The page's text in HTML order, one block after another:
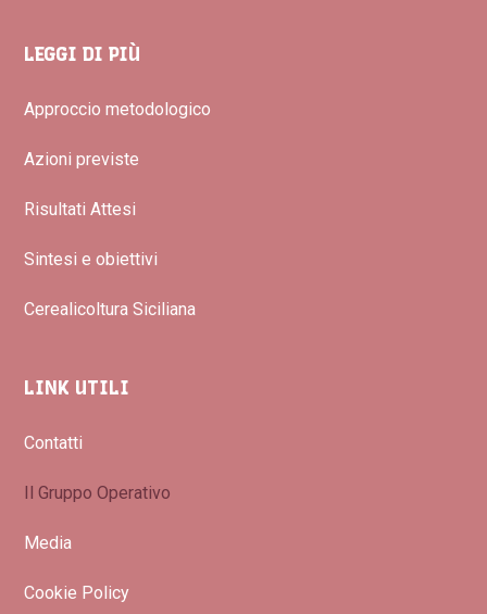
LEGGI DI PIÙ
Approccio metodologico
Azioni previste
Risultati Attesi
Sintesi e obiettivi
Cerealicoltura Siciliana
LINK UTILI
Contatti
Il Gruppo Operativo
Media
Cookie Policy